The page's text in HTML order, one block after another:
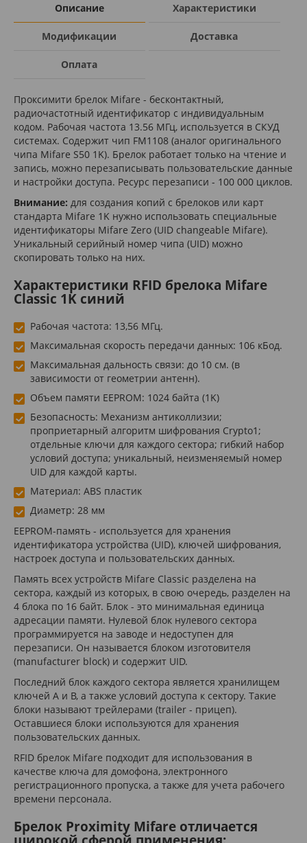
Описание Характеристики
Модификации Доставка
Оплата
Проксимити брелок Mifare - бесконтактный,
радиочастотный идентификатор с индивидуальным
кодом. Рабочая частота 13.56 МГц, используется в СКУД
системах. Содержит чип FM1108 (аналог оригинального
чипа Mifare S50 1K). Брелок работает только на чтение и
запись, можно перезаписывать пользовательские данные
и настройки доступа. Ресурс перезаписи - 100 000 циклов.
Внимание: для создания копий с брелоков или карт
стандарта Mifare 1K нужно использовать специальные
идентификаторы Mifare Zero (UID changeable Mifare).
Уникальный серийный номер чипа (UID) можно
скопировать только на них.
Характеристики RFID брелока Mifare
Classic 1K синий
Рабочая частота: 13,56 МГц.
Максимальная скорость передачи данных: 106 кБод.
Максимальная дальность связи: до 10 см. (в
зависимости от геометрии антенн).
Объем памяти EEPROM: 1024 байта (1K)
Безопасность: Механизм антиколлизии;
проприетарный алгоритм шифрования Crypto1;
отдельные ключи для каждого сектора; гибкий набор
условий доступа; уникальный, неизменяемый номер
UID для каждой карты.
Материал: ABS пластик
Диаметр: 28 мм
EEPROM-память - используется для хранения
идентификатора устройства (UID), ключей шифрования,
настроек доступа и пользовательских данных.
Память всех устройств Mifare Classic разделена на
сектора, каждый из которых, в свою очередь, разделен на
4 блока по 16 байт. Блок - это минимальная единица
адресации памяти. Нулевой блок нулевого сектора
программируется на заводе и недоступен для
перезаписи. Он называется блоком изготовителя
(manufacturer block) и содержит UID.
Последний блок каждого сектора является хранилищем
ключей A и B, а также условий доступа к сектору. Такие
блоки называют трейлерами (trailer - прицеп).
Оставшиеся блоки используются для хранения
пользовательских данных.
RFID брелок Mifare подходит для использования в
качестве ключа для домофона, электронного
регистрационного пропуска, а также для учета рабочего
времени персонала.
Брелок Proximity Mifare отличается